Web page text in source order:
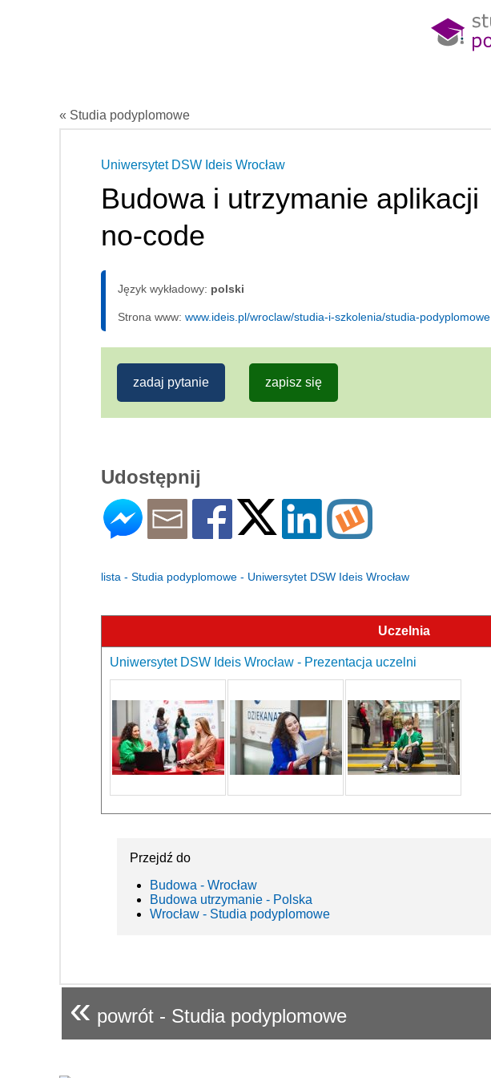
« Studia podyplomowe
Uniwersytet DSW Ideis Wrocław
Budowa i utrzymanie aplikacji
no-code
Język wykładowy: polski
Strona www: www.ideis.pl/wroclaw/studia-i-szkolenia/studia-podyplomowe
zadaj pytanie zapisz się
Udostępnij
lista - Studia podyplomowe - Uniwersytet DSW Ideis Wrocław
Uczelnia
Uniwersytet DSW Ideis Wrocław - Prezentacja uczelni
Przejdź do
Budowa - Wrocław
Budowa utrzymanie - Polska
Wrocław - Studia podyplomowe
« powrót - Studia podyplomowe